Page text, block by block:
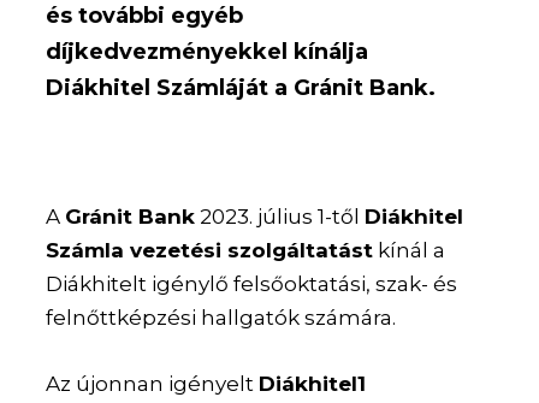
és további egyéb
díjkedvezményekkel kínálja
Diákhitel Számláját a Gránit Bank.
A Gránit Bank 2023. július 1-től Diákhitel
Számla vezetési szolgáltatást kínál a
Diákhitelt igénylő felsőoktatási, szak- és
felnőttképzési hallgatók számára.
Az újonnan igényelt Diákhitel1